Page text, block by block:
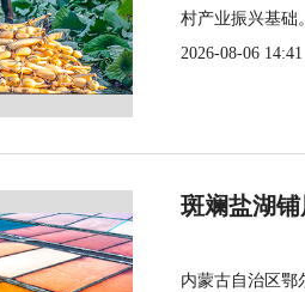
村产业振兴基础。
2026-08-06 14:41
斑斓盐湖
内蒙古自治区鄂